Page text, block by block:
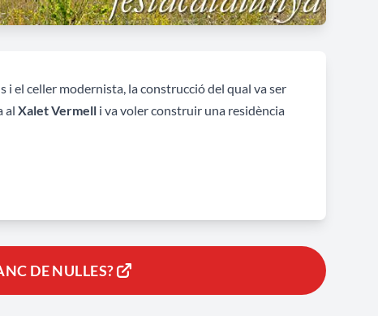
el celler modernista, la construcció del qual va ser
al Xalet Vermell i va voler construir una residència
Masana, que va estar activa fins fa pocs anys.
DE NULLES?